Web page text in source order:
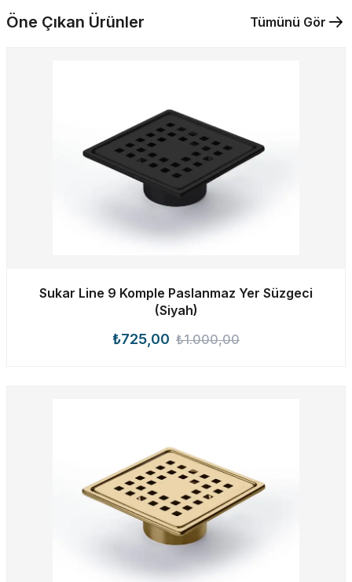
Öne Çıkan Ürünler Tümünü Gör
Sukar Line 9 Komple Paslanmaz Yer Süzgeci
(Siyah)
₺725,00 ₺1.000,00